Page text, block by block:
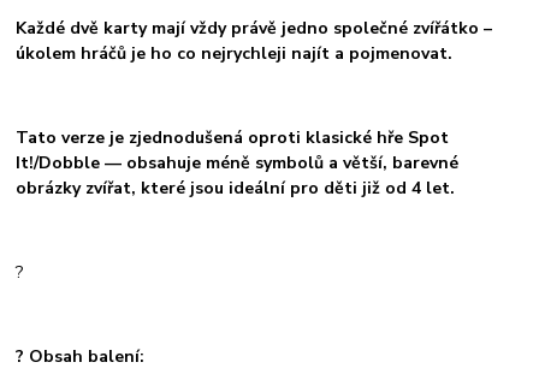
Každé dvě karty mají vždy právě jedno společné zvířátko –
úkolem hráčů je ho co nejrychleji najít a pojmenovat.
Tato verze je zjednodušená oproti klasické hře Spot
It!/Dobble — obsahuje méně symbolů a větší, barevné
obrázky zvířat, které jsou ideální pro děti již od 4 let.
?
? Obsah balení: